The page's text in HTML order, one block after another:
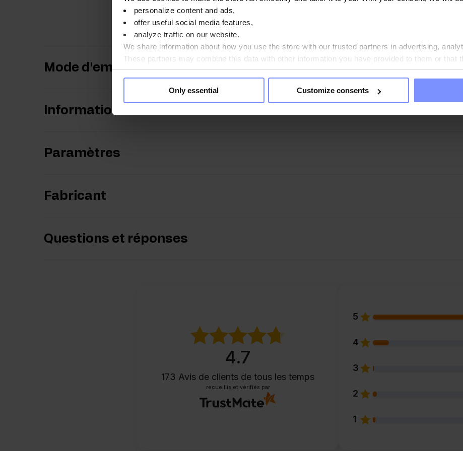
personalize content and ads,
offer useful social media features,
analyze traffic on our website.
We share information about how you use the store with our trusted partners in advertising,
These partners may combine this data with other information you have provided to them or that
you use their services. Do you agree?
Only essential Customize consents
ennuyeuses et monotones. Choisissez l'arôme alimentaire OstroVit en gouttes et profitez de la
exceptionnel!
Mode d'emploi
Informations nutritionnelles
Paramètres
Fabricant
Questions et réponses
4.7
173 Avis de clients de tous les temps
recueillis et vérifiés par
5
4
3
2
1